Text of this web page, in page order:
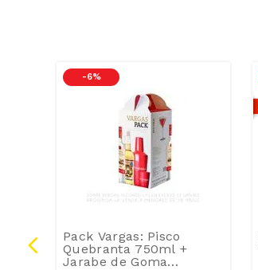
-6 %
Pack Vargas: Pisco
Quebranta 750ml +
Jarabe de Goma